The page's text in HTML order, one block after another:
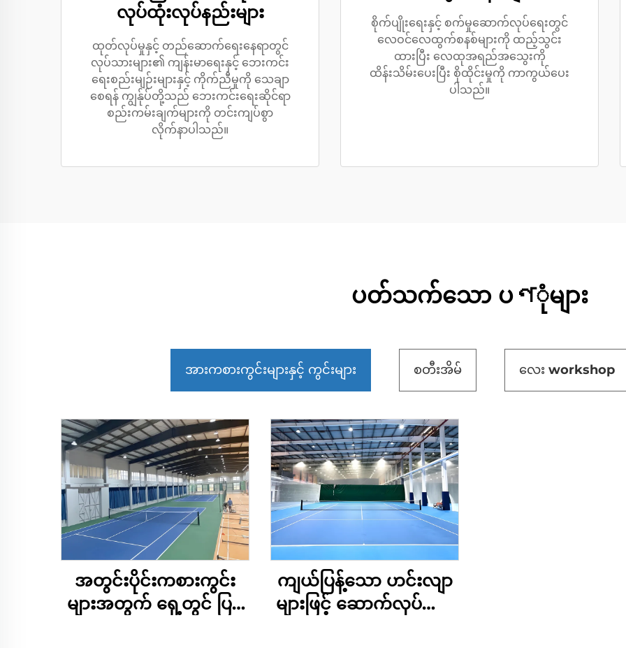
လုပ်ထုံးလုပ်နည်းများ
ထုတ်လုပ်မှုနှင့် တည်ဆောက်ရေးနေရာတွင်
လုပ်သားများ၏ ကျန်းမာရေးနှင့် ဘေးကင်း
ရေးစည်းမျဉ်းများနှင့် ကိုက်ညီမှုကို သေချာ
စေရန် ကျွန်ုပ်တို့သည် ဘေးကင်းရေးဆိုင်ရာ
စည်းကမ်းချက်များကို တင်းကျပ်စွာ
လိုက်နာပါသည်။
စိုက်ပျိုးရေးနှင့် စက်မှုဆောက်လုပ်ရေးတွင်
လေဝင်လေထွက်စနစ်များကို ထည့်သွင်း
ထားပြီး လေထုအရည်အသွေးကို
ထိန်းသိမ်းပေးပြီး စိုထိုင်းမှုကို ကာကွယ်ပေး
ပါသည်။
ပတ်သက်သော ပণုံများ
အားကစားကွင်းများနှင့် ကွင်းများ စတီးအိမ် လေး workshop
အတွင်းပိုင်းကစားကွင်း
များအတွက် ရှေ့တွင် ပြင်
ကျယ်ပြန့်သော ဟင်းလျာ
များဖြင့် ဆောက်လုပ်ထား